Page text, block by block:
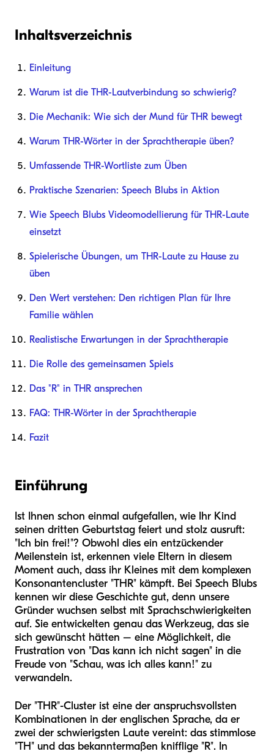
Inhaltsverzeichnis
Einleitung
Warum ist die THR-Lautverbindung so schwierig?
Die Mechanik: Wie sich der Mund für THR bewegt
Warum THR-Wörter in der Sprachtherapie üben?
Umfassende THR-Wortliste zum Üben
Praktische Szenarien: Speech Blubs in Aktion
Wie Speech Blubs Videomodellierung für THR-Laute
einsetzt
Spielerische Übungen, um THR-Laute zu Hause zu
üben
Den Wert verstehen: Den richtigen Plan für Ihre
Familie wählen
Realistische Erwartungen in der Sprachtherapie
Die Rolle des gemeinsamen Spiels
Das "R" in THR ansprechen
FAQ: THR-Wörter in der Sprachtherapie
Fazit
Einführung
Ist Ihnen schon einmal aufgefallen, wie Ihr Kind
seinen dritten Geburtstag feiert und stolz ausruft:
"Ich bin frei!"? Obwohl dies ein entzückender
Meilenstein ist, erkennen viele Eltern in diesem
Moment auch, dass ihr Kleines mit dem komplexen
Konsonantencluster "THR" kämpft. Bei Speech Blubs
kennen wir diese Geschichte gut, denn unsere
Gründer wuchsen selbst mit Sprachschwierigkeiten
auf. Sie entwickelten genau das Werkzeug, das sie
sich gewünscht hätten – eine Möglichkeit, die
Frustration von "Das kann ich nicht sagen" in die
Freude von "Schau, was ich alles kann!" zu
verwandeln.
Der "THR"-Cluster ist eine der anspruchsvollsten
Kombinationen in der englischen Sprache, da er
zwei der schwierigsten Laute vereint: das stimmlose
"TH" und das bekanntermaßen knifflige "R". In